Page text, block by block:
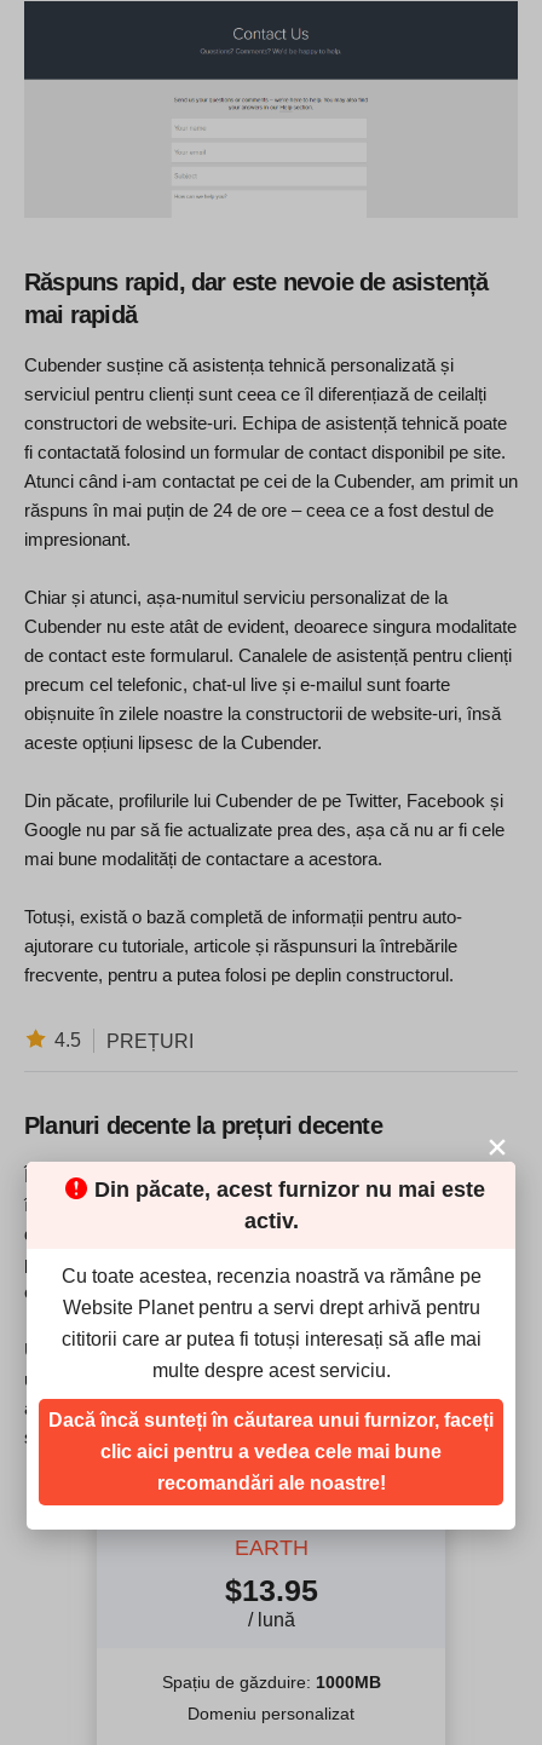
Răspuns rapid, dar este nevoie de asistență
mai rapidă
Cubender susține că asistența tehnică personalizată și
serviciul pentru clienți sunt ceea ce îl diferențiază de ceilalți
constructori de website-uri. Echipa de asistență tehnică poate
fi contactată folosind un formular de contact disponibil pe site.
Atunci când i-am contactat pe cei de la Cubender, am primit un
răspuns în mai puțin de 24 de ore – ceea ce a fost destul de
impresionant.
Chiar și atunci, așa-numitul serviciu personalizat de la
Cubender nu este atât de evident, deoarece singura modalitate
de contact este formularul. Canalele de asistență pentru clienți
precum cel telefonic, chat-ul live și e-mailul sunt foarte
obișnuite în zilele noastre la constructorii de website-uri, însă
aceste opțiuni lipsesc de la Cubender.
Din păcate, profilurile lui Cubender de pe Twitter, Facebook și
Google nu par să fie actualizate prea des, așa că nu ar fi cele
mai bune modalități de contactare a acestora.
Totuși, există o bază completă de informații pentru auto-
ajutorare cu tutoriale, articole și răspunsuri la întrebările
frecvente, pentru a putea folosi pe deplin constructorul.
4.5 PREȚURI
Planuri decente la prețuri decente
În ansamblu, Cubender oferă un serviciu bun, iar prețurile sunt
în consecință. Majoritatea site-urilor vor avea nevoie cel puțin
de pachetul “Earth”, care vă oferă mecanismul de blog,
precum și capacitatea de a vă conecta propriul domeniu. Nu
există un plan gratuit și toate planurile sunt 100% fără anunțuri.
Un abonament anual vă va economisi 20% din prețul global al
unuia dintre cele 4 planuri tarifare, în comparație cu un
abonament lunar. Abonamentele sunt facturate lunar sau anual
și le puteți anula oricând fără nicio problemă.
Cubender
EARTH
$13.95
/ lună
Spațiu de găzduire: 1000MB
Domeniu personalizat
Din păcate, acest furnizor nu mai este
activ.
Cu toate acestea, recenzia noastră va rămâne pe
Website Planet pentru a servi drept arhivă pentru
cititorii care ar putea fi totuși interesați să afle mai
multe despre acest serviciu.
Dacă încă sunteți în căutarea unui furnizor, faceți
clic aici pentru a vedea cele mai bune
recomandări ale noastre!